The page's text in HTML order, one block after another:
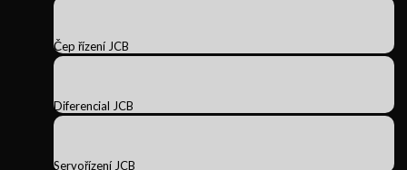
Čep řízení JCB
Diferencial JCB
Servořízení JCB